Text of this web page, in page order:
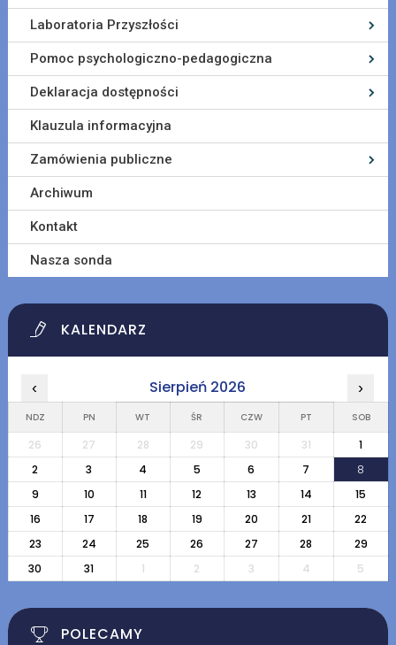
Laboratoria Przyszłości
Pomoc psychologiczno-pedagogiczna
Deklaracja dostępności
Klauzula informacyjna
Zamówienia publiczne
Archiwum
Kontakt
Nasza sonda
KALENDARZ
‹ Sierpień 2026 ›
NDZ PN WT ŚR CZW PT SOB
26 27 28 29 30 31
1
2
3 4 5 6 7
8
9
10 11 12 13 14
15
16
17 18 19 20 21
22
23
24 25 26 27 28
29
30
31 1 2 3 4 5
POLECAMY